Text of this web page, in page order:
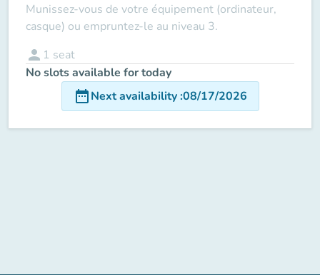
Munissez-vous de votre équipement (ordinateur,
casque) ou empruntez-le au niveau 3.
person 1 seat
No slots available for today
date_rangeNext availability:08/17/2026